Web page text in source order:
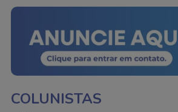
COLUNISTAS